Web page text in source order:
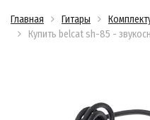
Главная Гитары
Купить belcat sh-85 -